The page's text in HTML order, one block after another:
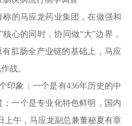
的马应龙药业集团，在做强和
心的同时，协同做“大”边界，
肛肠全产业链的基础上，马应
战。
印象：一个是有436年历史的中
一个是专业化特色鲜明，国内
上午，马应龙副总兼董秘夏有章